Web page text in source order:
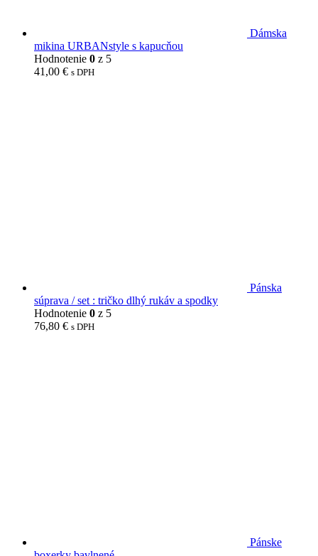
Dámska
mikina URBANstyle s kapucňou
Hodnotenie 0 z 5
41,00 € s DPH
Pánska
súprava / set : tričko dlhý rukáv a spodky
Hodnotenie 0 z 5
76,80 € s DPH
Pánske